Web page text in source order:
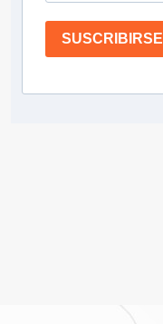
SUSCRIBIRSE